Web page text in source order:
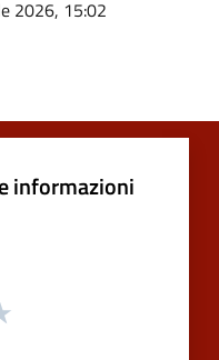
2026, 15:02
informazioni